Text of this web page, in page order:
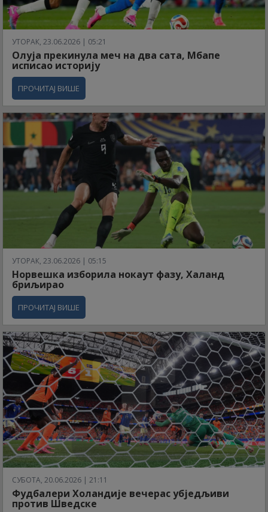
УТОРАК, 23.06.2026 | 05:21
Олуја прекинула меч на два сата, Мбапе
исписао историју
ПРОЧИТАЈ ВИШЕ
УТОРАК, 23.06.2026 | 05:15
Норвешка изборила нокаут фазу, Халанд
бриљирао
ПРОЧИТАЈ ВИШЕ
СУБОТА, 20.06.2026 | 21:11
Фудбалери Холандије вечерас убједљиви
против Шведске